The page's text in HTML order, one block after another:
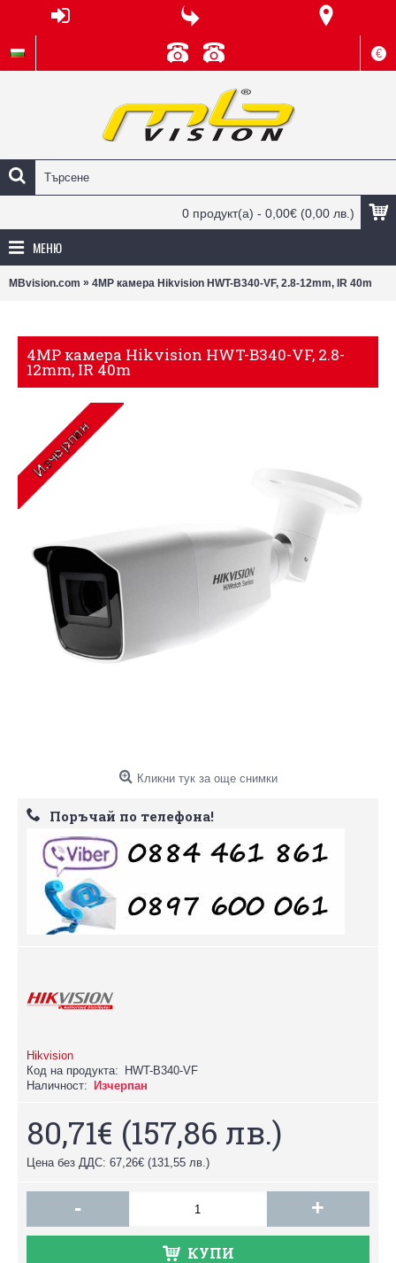
€
0 продукт(а) - 0,00€ (0,00 лв.)
МЕНЮ
MBvision.com » 4MP камера Hikvision HWT-B340-VF, 2.8-12mm, IR 40m
4MP камера Hikvision HWT-B340-VF, 2.8-
12mm, IR 40m
Кликни тук за още снимки
Поръчай по телефона!
Hikvision
Код на продукта:
HWT-B340-VF
Наличност:
Изчерпан
80,71€ (157,86 лв.)
Цена без ДДС: 67,26€ (131,55 лв.)
- +
КУПИ